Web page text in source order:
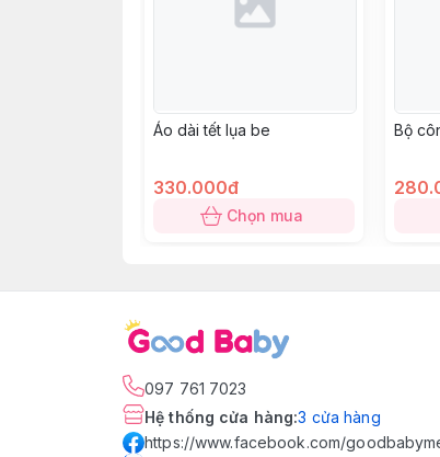
Áo dài tết lụa be
330.000đ
Chọn mua
Bộ
097 761 7023
Hệ thống cửa hàng:3 cửa hàng
https://www.facebook.com/